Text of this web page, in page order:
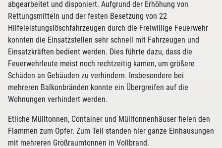
abgearbeitet und disponiert. Aufgrund der Erhöhung von
Rettungsmitteln und der festen Besetzung von 22
Hilfeleistungslöschfahrzeugen durch die Freiwillige Feuerwehr
konnten die Einsatzstellen sehr schnell mit Fahrzeugen und
Einsatzkräften bedient werden. Dies führte dazu, dass die
Feuerwehrleute meist noch rechtzeitig kamen, um größere
Schäden an Gebäuden zu verhindern. Insbesondere bei
mehreren Balkonbränden konnte ein Übergreifen auf die
Wohnungen verhindert werden.
Etliche Mülltonnen, Container und Mülltonnenhäuser fielen den
Flammen zum Opfer. Zum Teil standen hier ganze Einhausungen
mit mehreren Großraumtonnen in Vollbrand.